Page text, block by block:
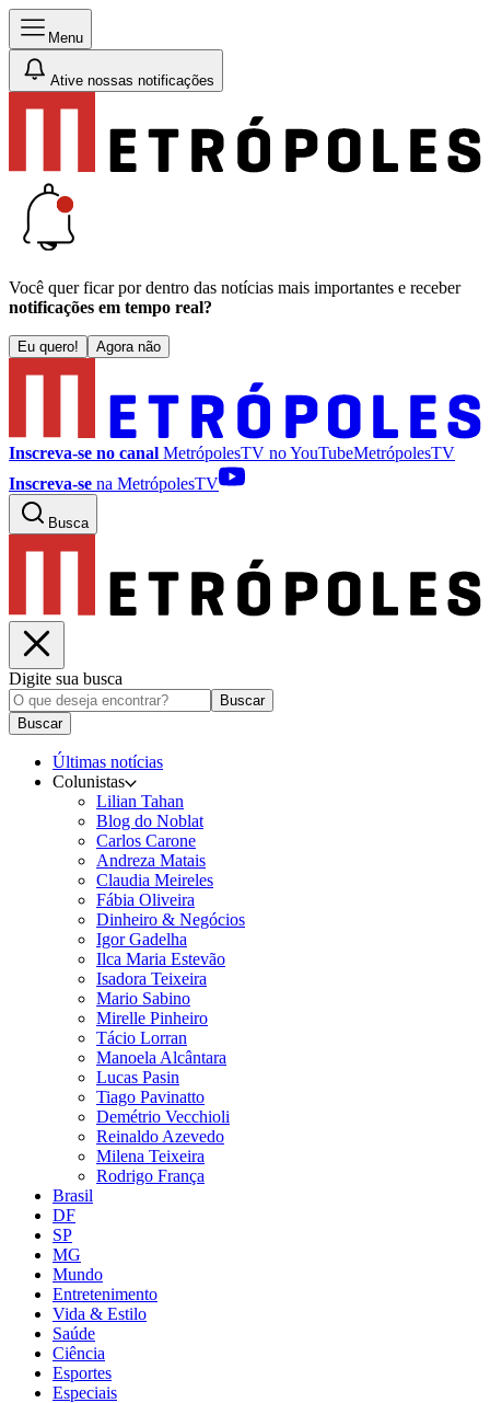
Menu
Ative nossas notificações
Você quer ficar por dentro das notícias mais importantes e receber
notificações em tempo real?
Eu quero! Agora não
Inscreva-se no canal MetrópolesTV noYouTubeMetrópolesTV
Inscreva-se na MetrópolesTV
Busca
Digite sua busca
Buscar
Buscar
Últimas notícias
Colunistas
Lilian Tahan
Blog do Noblat
Carlos Carone
Andreza Matais
Claudia Meireles
Fábia Oliveira
Dinheiro & Negócios
Igor Gadelha
Ilca Maria Estevão
Isadora Teixeira
Mario Sabino
Mirelle Pinheiro
Tácio Lorran
Manoela Alcântara
Lucas Pasin
Tiago Pavinatto
Demétrio Vecchioli
Reinaldo Azevedo
Milena Teixeira
Rodrigo França
Brasil
DF
SP
MG
Mundo
Entretenimento
Vida & Estilo
Saúde
Ciência
Esportes
Especiais